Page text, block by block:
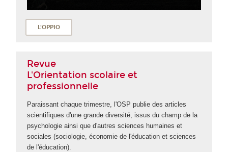
L'OPPIO
Revue
L'Orientation scolaire et
professionnelle
Paraissant chaque trimestre, l'OSP publie des articles
scientifiques d'une grande diversité, issus du champ de la
psychologie ainsi que d'autres sciences humaines et
sociales (sociologie, économie de l'éducation et sciences
de l'éducation).